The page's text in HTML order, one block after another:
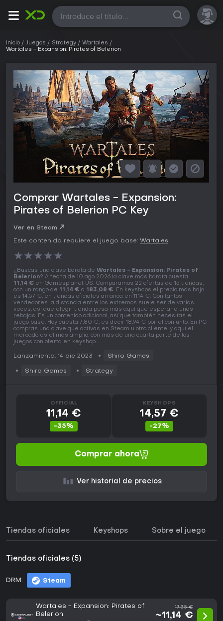
Todas
Inicio Juegos Strategy
Wartales
Wartales - Expansion: Pirates of Belerion
Comprar Wartales - Expansion:
Pirates of Belerion PC Key
Ver en Steam
Este contenido requiere el juego base: Wartales
★★★★★
¿Buscas una clave barata de Wartales - Expansion: Pirates of
Belerion? A fecha de 10 ago 2026 la clave más barata cuesta
11,14 € en Gamesplanet US. Comparamos 22 ofertas de 15 tiendas,
con un rango de 11,14 € a 183,08 €. En keyshops el precio más bajo
es 14,57 €, en tiendas oficiales arranca en 11,14 €. Con tantos
vendedores la distancia entre los extremos suele ser de varias
veces, así que elegir tienda pesa más aquí que esperar a unas
rebajas. Es un contenido adicional, así que también necesitas el
juego base. Hoy cuesta 7,80 €, es decir 18,94 € por el conjunto. En PC
compras una clave que activas en Steam u otro cliente, y aquí el
mercado es el más amplio, con más de una cuarta parte de los
juegos con oferta en keyshop.
Lanzamiento: 14 dic 2023 Shiro Games
Shiro Games Strategy
OFFICIAL
11,14 €
-35%
KEYSHOPS
14,57 €
-27%
Comprar ahora
Ver historial de precios
Tiendas oficiales Keyshops Sobre el juego
Tiendas oficiales (5)
DRM: Steam
Wartales - Expansion: Pirates of
Belerion
17,35 €
~11,14 €